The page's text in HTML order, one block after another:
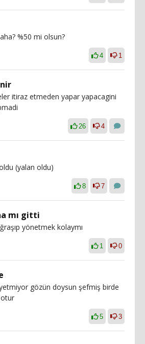
%50 mi olsun?
4 1
itiraz etmeden yapar yapacagini
26 4
(yalan oldu)
8 7
mı gitti
yönetmek kolaymı
1 0
yetmiyor gözün doysun şefmiş birde
5 3